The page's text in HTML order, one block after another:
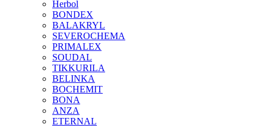
Herbol
BONDEX
BALAKRYL
SEVEROCHEMA
PRIMALEX
SOUDAL
TIKKURILA
BELINKA
BOCHEMIT
BONA
ANZA
ETERNAL